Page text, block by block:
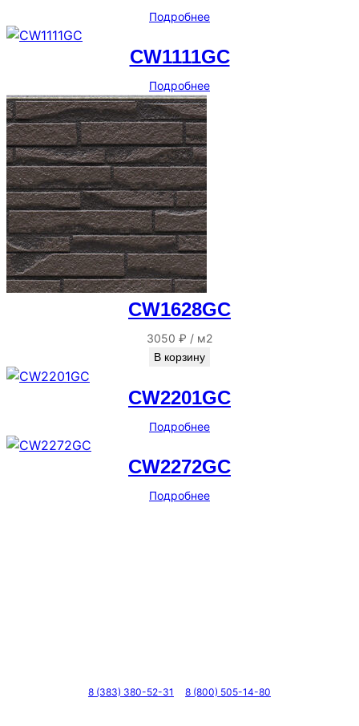
Подробнее
CW1111GC
Подробнее
CW1628GC
3050 ₽ / м2
В корзину
CW2201GC
Подробнее
CW2272GC
Подробнее
8 (383) 380-52-31 8 (800) 505-14-80